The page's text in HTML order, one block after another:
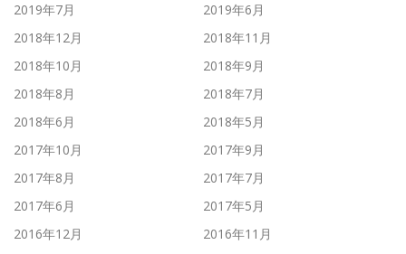
2019年7月
2019年6月
2018年12月
2018年11月
2018年10月
2018年9月
2018年8月
2018年7月
2018年6月
2018年5月
2017年10月
2017年9月
2017年8月
2017年7月
2017年6月
2017年5月
2016年12月
2016年11月